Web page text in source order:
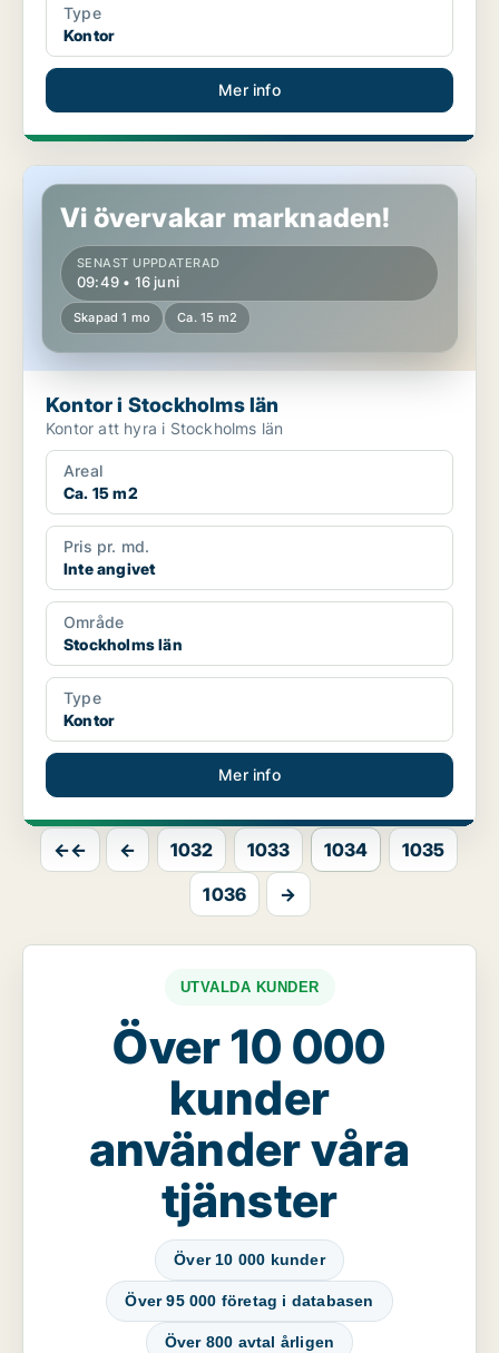
Type
Kontor
Mer info
Kontor i Stockholms län
Vi övervakar marknaden!
SENAST UPPDATERAD
09:49 • 16 juni
Skapad 1 mo Ca. 15 m2
Kontor i Stockholms län
Kontor att hyra i Stockholms län
Areal
Ca. 15 m2
Pris pr. md.
Inte angivet
Område
Stockholms län
Type
Kontor
Mer info
←← ← 1032 1033 1034
1035
1036
→
UTVALDA KUNDER
Över 10 000
kunder
använder våra
tjänster
Över 10 000 kunder
Över 95 000 företag i databasen
Över 800 avtal årligen